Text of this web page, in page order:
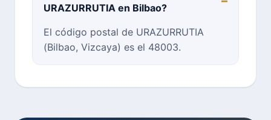
URAZURRUTIA en Bilbao?
El código postal de URAZURRUTIA
(Bilbao, Vizcaya) es el 48003.